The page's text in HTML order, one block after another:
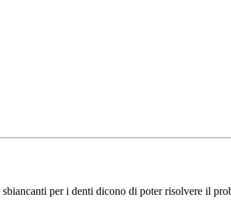
per i denti dicono di poter risolvere il